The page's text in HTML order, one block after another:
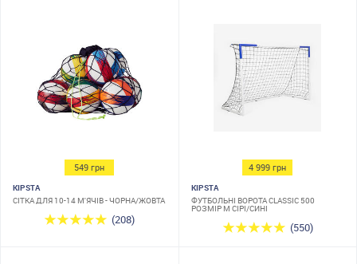
549 грн
KIPSTA
СІТКА ДЛЯ 10-14 М'ЯЧІВ - ЧОРНА/ЖОВТА
(208)
4 999 грн
KIPSTA
ФУТБОЛЬНІ ВОРОТА CLASSIC 500
РОЗМІР M СІРІ/СИНІ
(550)